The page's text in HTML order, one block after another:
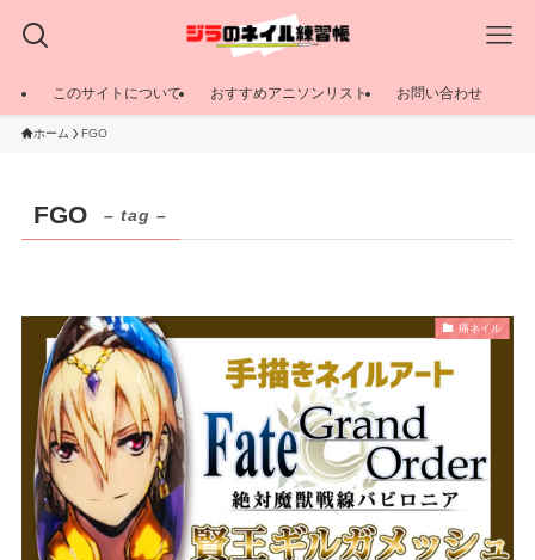
このサイトについて おすすめアニソンリスト お問い合わせ
ホーム FGO
FGO – tag –
痛ネイル